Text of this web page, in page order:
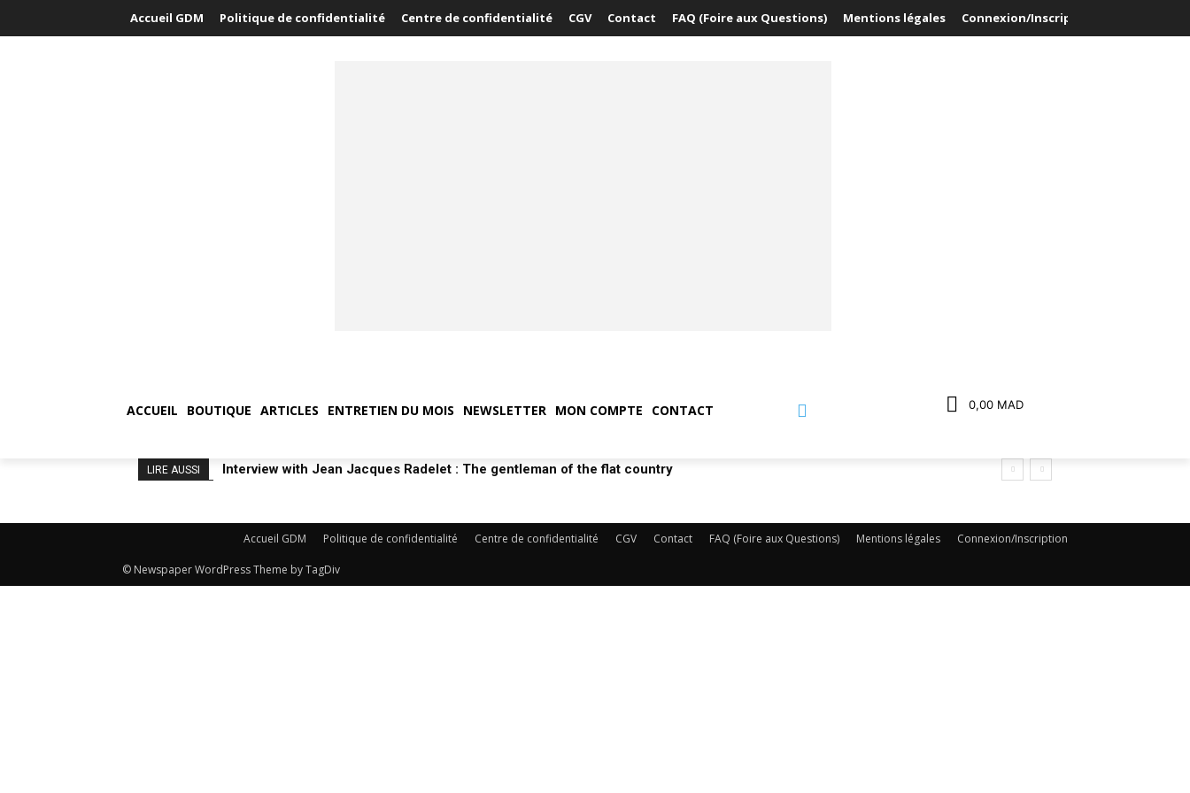
Accueil GDM Politique de confidentialité Centre de confidentialité CGV Contact FAQ (Foire aux Questions) Mentions légales Connexion/Inscription
ACCUEIL BOUTIQUE ARTICLES ENTRETIEN DU MOIS NEWSLETTER MON COMPTE CONTACT 0,00 MAD
LIRE AUSSI Interview with Jean Jacques Radelet : The gentleman of the flat country
Accueil GDM Politique de confidentialité Centre de confidentialité CGV Contact FAQ (Foire aux Questions) Mentions légales Connexion/Inscription
© Newspaper WordPress Theme by TagDiv